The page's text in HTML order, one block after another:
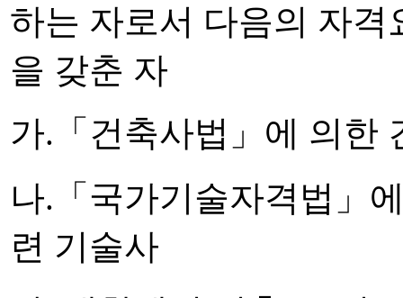
하는 자로서 다음의 자격
을 갖춘 자
가.「건축사법」에 의한
나.「국가기술자격법」
련 기술사